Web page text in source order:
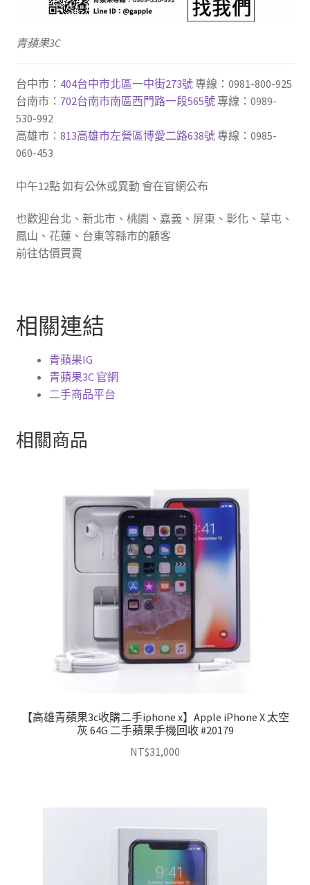
青蘋果3C
台中市： 404台中市北區一中街273號專線：0981-800-925
台南市： 702台南市南區西門路一段565號專線：0989-
530-992
高雄市： 813高雄市左營區博愛二路638號專線：0985-
060-453
中午12點 如有公休或異動 會在官網公布
也歡迎台北、新北市、桃園、嘉義、屏東、彰化、草屯、
鳳山、花蓮、台東等縣市的顧客
前往估價買賣
相關連結
青蘋果IG
青蘋果3C 官網
二手商品平台
相關商品
【高雄青蘋果3c收購二手iphone x】Apple iPhone X 太空
灰 64G 二手蘋果手機回收 #20179
NT$31,000